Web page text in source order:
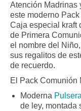
valoración de
un cliente
Atención Madrinas
este moderno
Caja especial kraft
de Primera
el nombre del
sus regalitos de
de recuerdo.
El Pack Comunión
Moderna
de ley, montada